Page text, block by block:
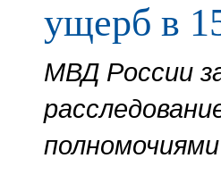
ущерб в
МВД России